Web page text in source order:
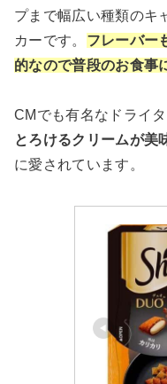
プまで幅広い種類のキ
カーです。 フレーバー
的なので普段のお食事
CMでも有名なドライ
とろけるクリームが美
に愛されています。